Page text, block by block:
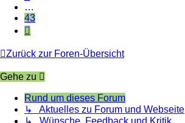
…
43
Nächste
Zurück zur Foren-Übersicht
Gehe zu
Rund um dieses Forum
↳ Aktuelles zu Forum und Webseite